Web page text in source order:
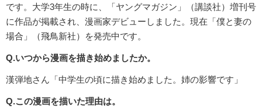
です。大学3年生の時に、「ヤングマガジン」（講談社）増刊号
に作品が掲載され、漫画家デビューしました。現在「僕と妻の
場合」（飛鳥新社）を発売中です。
Q.いつから漫画を描き始めましたか。
漢弾地さん「中学生の頃に描き始めました。姉の影響です」
Q.この漫画を描いた理由は。